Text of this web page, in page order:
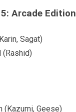
Arcade Edition
Sagat)
(Rashid)
(Kazumi, Geese)